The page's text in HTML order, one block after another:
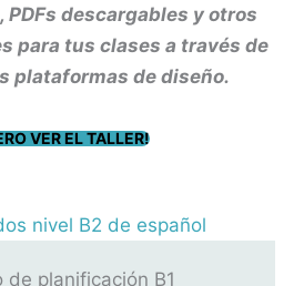
PDFs descargables y otros
para tus clases a través de
plataformas de diseño.
VER EL TALLER!
nivel B2 de español
de planificación B1